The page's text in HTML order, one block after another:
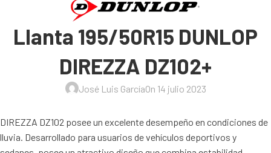
Llanta 195/50R15 DUNLOP
DIREZZA DZ102+
José Luis GarcíaOn 14 julio 2023
DIREZZA DZ102 posee un excelente desempeño en condiciones de
lluvia. Desarrollado para usuarios de vehículos deportivos y